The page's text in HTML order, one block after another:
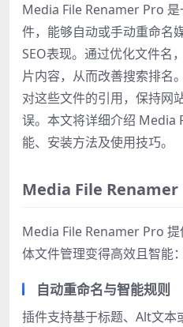
Media File Renamer Pro
件，能够自动或手动重命名
SEO表现。通过优化文件名
片内容，从而改善搜索排名
对这些文件的引用，保持网
误。本文将详细介绍 Media
能、安装方法及使用技巧。
Media File Renamer
Media File Renamer Pro
体文件管理变得高效且智能：
自动重命名与智能规则
插件支持基于标题、Alt文本